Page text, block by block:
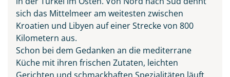
sich das Mittelmeer am weitesten zwischen
Kroatien und Libyen auf einer Strecke von 800
Kilometern aus.
Schon bei dem Gedanken an die mediterrane
Küche mit ihren frischen Zutaten, leichten
Gerichten und schmackhaften Spezialitäten läuft